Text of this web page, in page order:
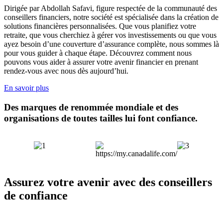
Dirigée par Abdollah Safavi, figure respectée de la communauté des
conseillers financiers, notre société est spécialisée dans la création de
solutions financières personnalisées. Que vous planifiez votre
retraite, que vous cherchiez à gérer vos investissements ou que vous
ayez besoin d’une couverture d’assurance complète, nous sommes là
pour vous guider à chaque étape. Découvrez comment nous
pouvons vous aider à assurer votre avenir financier en prenant
rendez-vous avec nous dès aujourd’hui.
En savoir plus
Des marques de renommée mondiale et des
organisations de toutes tailles lui font confiance.
Assurez votre avenir avec des conseillers
de confiance